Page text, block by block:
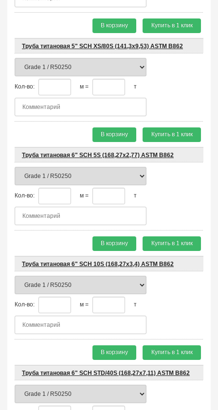
В корзину Купить в 1 клик
Труба титановая 5" SCH XS/80S (141,3x9,53) ASTM B862
Кол-во: м = т
В корзину Купить в 1 клик
Труба титановая 6" SCH 5S (168,27x2,77) ASTM B862
Кол-во: м = т
В корзину Купить в 1 клик
Труба титановая 6" SCH 10S (168,27x3,4) ASTM B862
Кол-во: м = т
В корзину Купить в 1 клик
Труба титановая 6" SCH STD/40S (168,27x7,11) ASTM B862